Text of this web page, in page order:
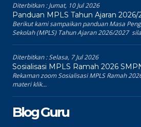
Diterbitkan :Jumat, 10 Jul 2026
Panduan MPLS Tahun Ajaran 2026/
Berikut kami sampaikan panduan Masa
Sekolah (MPLS) Tahun Ajaran 2026/2027
Diterbitkan :Selasa, 7 Jul 2026
Sosialisasi MPLS Ramah 2026
Rekaman zoom Sosialisasi MPLS Ramah
materi klik...
Blog Guru